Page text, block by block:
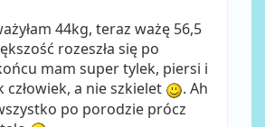
44kg, teraz ważę 56,5
rozeszła się po
mam super tylek, piersi i
a nie szkielet
. Ah
po porodzie prócz